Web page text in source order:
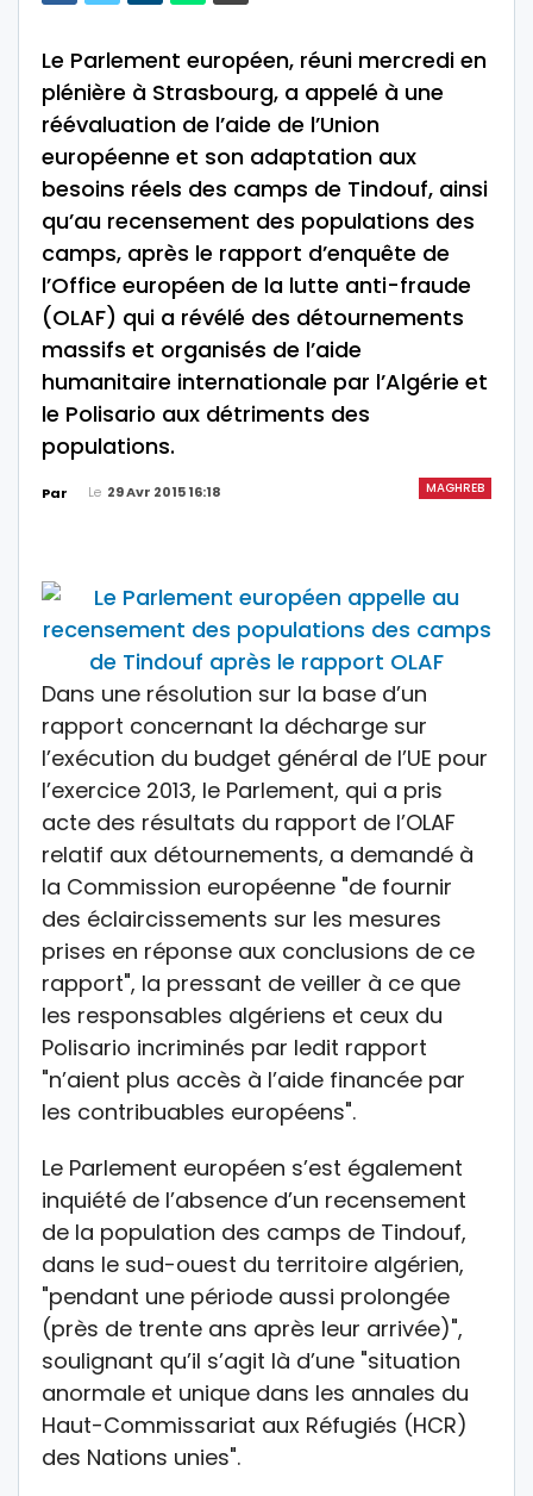
Le Parlement européen, réuni mercredi en
plénière à Strasbourg, a appelé à une
réévaluation de l’aide de l’Union
européenne et son adaptation aux
besoins réels des camps de Tindouf, ainsi
qu’au recensement des populations des
camps, après le rapport d’enquête de
l’Office européen de la lutte anti-fraude
(OLAF) qui a révélé des détournements
massifs et organisés de l’aide
humanitaire internationale par l’Algérie et
le Polisario aux détriments des
populations.
MAGHREB
Par Le 29 Avr 2015 16:18
Dans une résolution sur la base d’un
rapport concernant la décharge sur
l’exécution du budget général de l’UE pour
l’exercice 2013, le Parlement, qui a pris
acte des résultats du rapport de l’OLAF
relatif aux détournements, a demandé à
la Commission européenne "de fournir
des éclaircissements sur les mesures
prises en réponse aux conclusions de ce
rapport", la pressant de veiller à ce que
les responsables algériens et ceux du
Polisario incriminés par ledit rapport
"n’aient plus accès à l’aide financée par
les contribuables européens".
Le Parlement européen s’est également
inquiété de l’absence d’un recensement
de la population des camps de Tindouf,
dans le sud-ouest du territoire algérien,
"pendant une période aussi prolongée
(près de trente ans après leur arrivée)",
soulignant qu’il s’agit là d’une "situation
anormale et unique dans les annales du
Haut-Commissariat aux Réfugiés (HCR)
des Nations unies".